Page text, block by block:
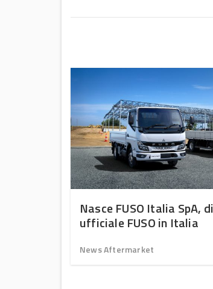
Nasce FUSO Italia SpA,
ufficiale FUSO in Italia
News Aftermarket